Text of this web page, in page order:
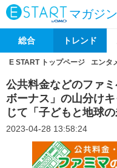
マガジン
総合 トレンド
E START トップページ エンタ
公共料金などのファ
ボーナス」の山分け
じて「子どもと地球
2023-04-28 13:58:24